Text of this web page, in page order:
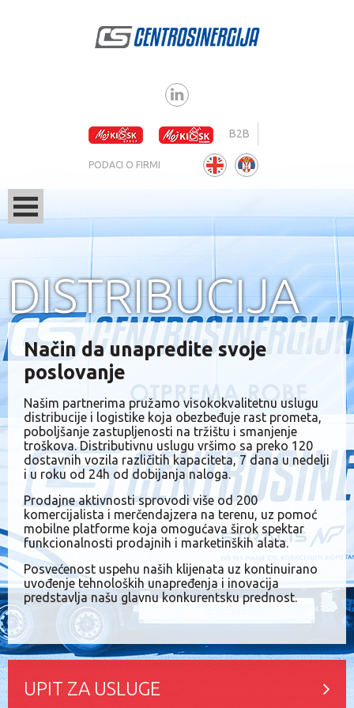
B2B
PODACI O FIRMI
DISTRIBUCIJA
Način da unapredite svoje
poslovanje
Našim partnerima pružamo visokokvalitetnu uslugu
distribucije i logistike koja obezbeđuje rast prometa,
poboljšanje zastupljenosti na tržištu i smanjenje
troškova. Distributivnu uslugu vršimo sa preko 120
dostavnih vozila različitih kapaciteta, 7 dana u nedelji
i u roku od 24h od dobijanja naloga.
Prodajne aktivnosti sprovodi više od 200
komercijalista i merčendajzera na terenu, uz pomoć
mobilne platforme koja omogućava širok spektar
funkcionalnosti prodajnih i marketinških alata.
Posvećenost uspehu naših klijenata uz kontinuirano
uvođenje tehnoloških unapređenja i inovacija
predstavlja našu glavnu konkurentsku prednost.
UPIT ZA USLUGE